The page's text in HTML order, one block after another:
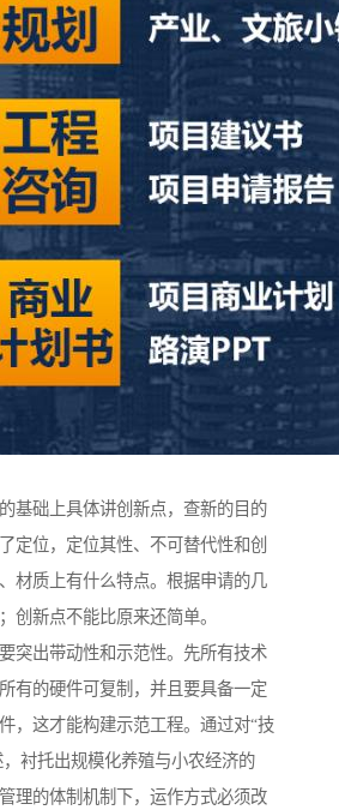
基础上具体讲创新点，查新的目的
定位，定位其性、不可替代性和创
材质上有什么特点。根据申请的几
创新点不能比原来还简单。
突出带动性和示范性。先所有技术
有的硬件可复制，并且要具备一定
，这才能构建示范工程。通过对“技
，衬托出规模化养殖与小农经济的
理的体制机制下，运作方式必须改